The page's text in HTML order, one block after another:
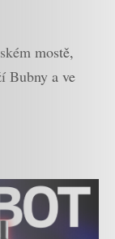
mostě,
Bubny a ve